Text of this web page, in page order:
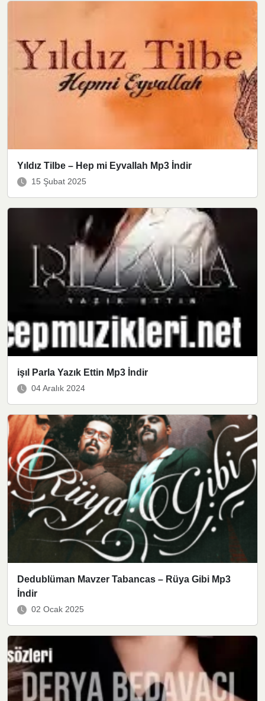
Yıldız Tilbe – Hep mi Eyvallah Mp3 İndir
15 Şubat 2025
işıl Parla Yazık Ettin Mp3 İndir
04 Aralık 2024
Dedublüman Mavzer Tabancas – Rüya Gibi Mp3
İndir
02 Ocak 2025